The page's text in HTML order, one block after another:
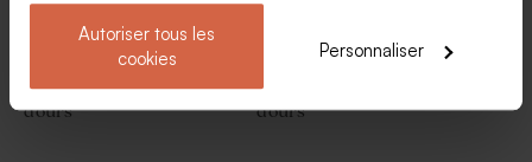
Autoriser tous les
cookies
Personnaliser
Sticker rond naissance tête
d'ours
Sticker rond naissance tête
d'ours